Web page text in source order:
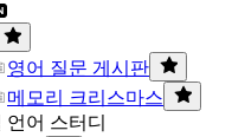
영어 질문 게시판
메모리 크리스마스
언어 스터디